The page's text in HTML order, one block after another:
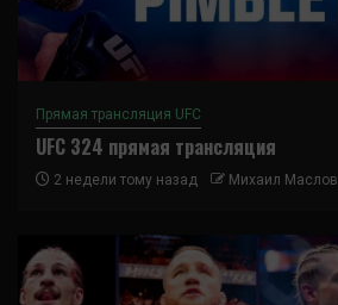
Прямая трансляция UFC
UFC 324 прямая трансляция
2 недели тому назад Михаил Маслов